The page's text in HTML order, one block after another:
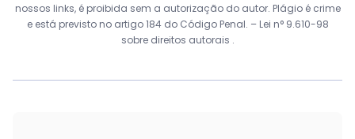
nossos links, é proibida sem a autorização do autor. Plágio é crime
e está previsto no artigo 184 do Código Penal. – Lei n° 9.610-98
sobre direitos autorais .